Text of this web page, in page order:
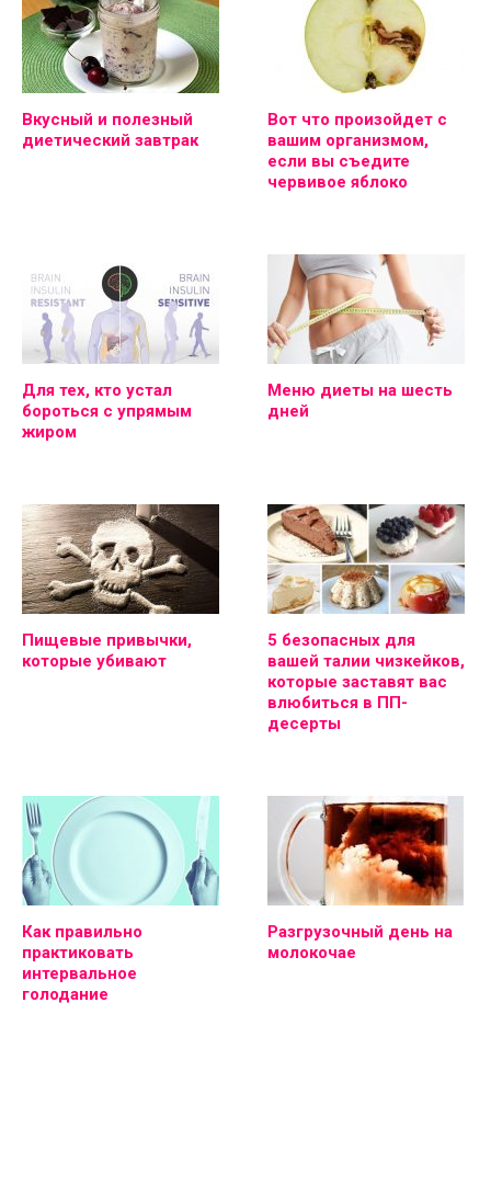
Вкусный и полезный
диетический завтрак
Вот что произойдет с
вашим организмом,
если вы съедите
червивое яблоко
Для тех, кто устал
бороться с упрямым
жиром
Меню диеты на шесть
дней
Пищевые привычки,
которые убивают
5 безопасных для
вашей талии чизкейков,
которые заставят вас
влюбиться в ПП-
десерты
Как правильно
практиковать
интервальное
голодание
Разгрузочный день на
молокочае